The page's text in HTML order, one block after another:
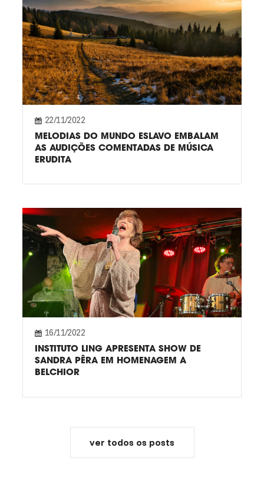
22/11/2022
MELODIAS DO MUNDO ESLAVO EMBALAM
AS AUDIÇÕES COMENTADAS DE MÚSICA
ERUDITA
16/11/2022
INSTITUTO LING APRESENTA SHOW DE
SANDRA PÊRA EM HOMENAGEM A
BELCHIOR
ver todos os posts